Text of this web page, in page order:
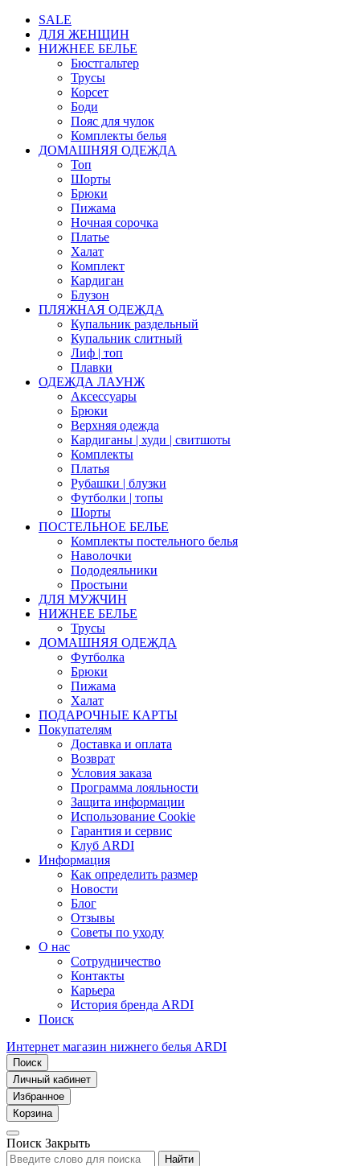
SALE
ДЛЯ ЖЕНЩИН
НИЖНЕЕ БЕЛЬЕ
Бюстгальтер
Трусы
Корсет
Боди
Пояс для чулок
Комплекты белья
ДОМАШНЯЯ ОДЕЖДА
Топ
Шорты
Брюки
Пижама
Ночная сорочка
Платье
Халат
Комплект
Кардиган
Блузон
ПЛЯЖНАЯ ОДЕЖДА
Купальник раздельный
Купальник слитный
Лиф | топ
Плавки
ОДЕЖДА ЛАУНЖ
Аксессуары
Брюки
Верхняя одежда
Кардиганы | худи | свитшоты
Комплекты
Платья
Рубашки | блузки
Футболки | топы
Шорты
ПОСТЕЛЬНОЕ БЕЛЬЕ
Комплекты постельного белья
Наволочки
Пододеяльники
Простыни
ДЛЯ МУЖЧИН
НИЖНЕЕ БЕЛЬЕ
Трусы
ДОМАШНЯЯ ОДЕЖДА
Футболка
Брюки
Пижама
Халат
ПОДАРОЧНЫЕ КАРТЫ
Покупателям
Доставка и оплата
Возврат
Условия заказа
Программа лояльности
Защита информации
Использование Cookie
Гарантия и сервис
Клуб ARDI
Информация
Как определить размер
Новости
Блог
Отзывы
Советы по уходу
О нас
Сотрудничество
Контакты
Карьера
История бренда ARDI
Поиск
Интернет магазин нижнего белья ARDI
Поиск
Личный кабинет
Избранное
Корзина
Поиск Закрыть
Найти